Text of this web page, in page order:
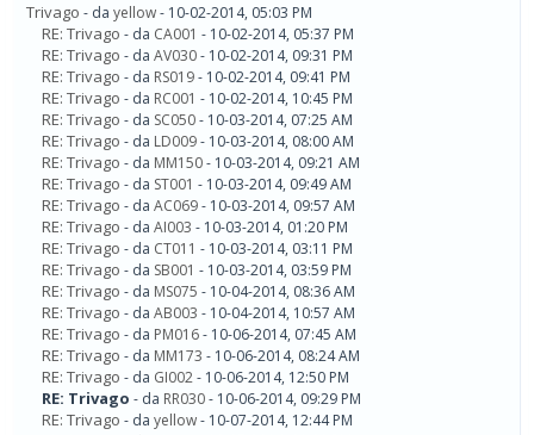
Trivago - da yellow- 10-02-2014, 05:03 PM
RE: Trivago - da CA001 - 10-02-2014, 05:37 PM
RE: Trivago - da AV030- 10-02-2014, 09:31 PM
RE: Trivago - da RS019- 10-02-2014, 09:41 PM
RE: Trivago - da RC001 - 10-02-2014, 10:45 PM
RE: Trivago - da SC050- 10-03-2014, 07:25 AM
RE: Trivago - da LD009- 10-03-2014, 08:00 AM
RE: Trivago - da MM150- 10-03-2014, 09:21 AM
RE: Trivago - da ST001 - 10-03-2014, 09:49 AM
RE: Trivago - da AC069- 10-03-2014, 09:57 AM
RE: Trivago - da AI003 - 10-03-2014, 01:20 PM
RE: Trivago - da CT011 - 10-03-2014, 03:11 PM
RE: Trivago - da SB001 - 10-03-2014, 03:59 PM
RE: Trivago - da MS075 - 10-04-2014, 08:36 AM
RE: Trivago - da AB003 - 10-04-2014, 10:57 AM
RE: Trivago - da PM016- 10-06-2014, 07:45 AM
RE: Trivago - da MM173 - 10-06-2014, 08:24 AM
RE: Trivago - da GI002- 10-06-2014, 12:50 PM
RE: Trivago - da RR030- 10-06-2014, 09:29 PM
RE: Trivago - da yellow- 10-07-2014, 12:44 PM